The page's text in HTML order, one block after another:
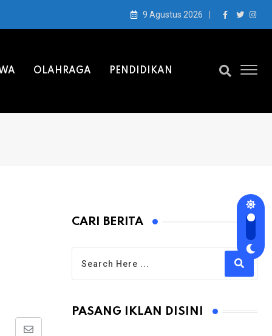
9 Agustus 2026
OLAHRAGA PENDIDIKAN
CARI BERITA
PASANG IKLAN DISINI